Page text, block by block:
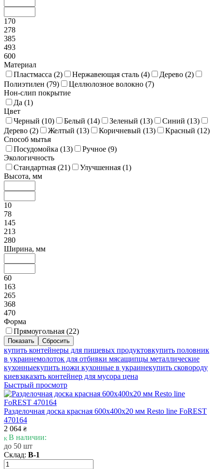
170
278
385
493
600
Материал
Пластмасса (2) Нержавеющая сталь (4) Дерево (2)
Полиэтилен (79) Целлюлозное волокно (7)
Нон-слип покрытие
Да (1)
Цвет
Черный (10) Белый (14) Зеленый (13) Синий (13)
Дерево (2) Желтый (13) Коричневый (13) Красный (12)
Способ мытья
Посудомойка (13) Ручное (9)
Экологичность
Стандартная (21) Улучшенная (1)
Высота, мм
10
78
145
213
280
Ширина, мм
60
163
265
368
470
Форма
Прямоугольная (22)
купить контейнеры для пищевых продуктовкупить половник
в украинемолоток для отбивки мясащипцы металлические
кухонныекупить ножи кухонные в украинекупить сковороду
киевзаказать контейнер для мусора цена
Быстрый просмотр
Разделочная доска красная 600х400х20 мм Resto line FoREST
470164
2 064 ₴
В наличии:
до 50 шт
Склад: В-1